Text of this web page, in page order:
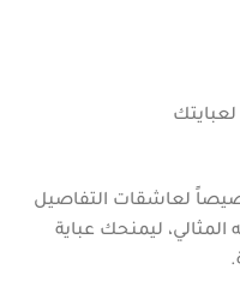
لعاشقات التفاصيل
المثالي، ليمنحك عباية